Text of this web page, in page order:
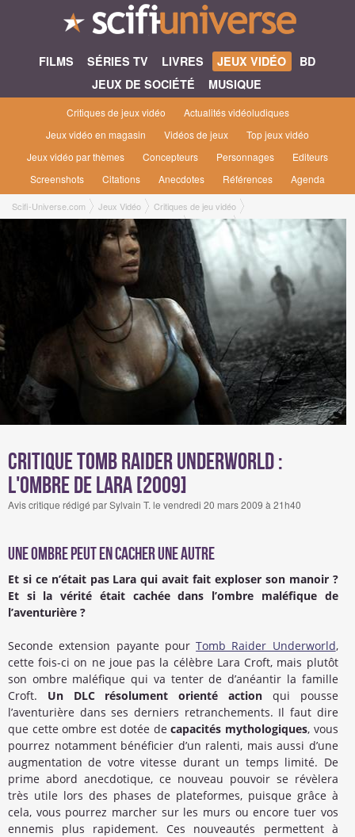
FILMS SÉRIES TV LIVRES JEUX VIDÉO
BD
JEUX DE SOCIÉTÉ
MUSIQUE
Critiques de jeux vidéo
Actualités vidéoludiques
Jeux vidéo en magasin
Vidéos de jeux
Top jeux vidéo
Jeux vidéo par thèmes
Concepteurs Personnages
Editeurs
Screenshots
Citations Anecdotes Références Agenda
Scifi-Universe.com Jeux Vidéo
Critiques de jeu vidéo
Tomb Raider Underworld : L'Ombre de Lara
Sylvain T.
Critique Tomb Raider Underworld :
L'Ombre de Lara [2009]
Avis critique rédigé par Sylvain T. le vendredi 20 mars 2009 à 21h40
Une Ombre peut en cacher une autre
Et si ce n’était pas Lara qui avait fait exploser son manoir ?
Et si la vérité était cachée dans l’ombre maléfique de
l’aventurière ?
Seconde extension payante pourTomb Raider Underworld,
cette fois-ci on ne joue pas la célèbre Lara Croft, mais plutôt
son ombre maléfique qui va tenter de d’anéantir la famille
Croft. Un DLC résolument orienté action qui pousse
l’aventurière dans ses derniers retranchements. Il faut dire
que cette ombre est dotée decapacités mythologiques, vous
pourrez notamment bénéficier d’un ralenti, mais aussi d’une
augmentation de votre vitesse durant un temps limité. De
prime abord anecdotique, ce nouveau pouvoir se révèlera
très utile lors des phases de plateformes, puisque grâce à
cela, vous pourrez marcher sur les murs ou encore tuer vos
ennemis plus rapidement. Ces nouveautés permettent à